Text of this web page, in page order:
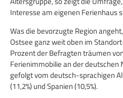
Interesse am eigenen Ferienhaus
Was die bevorzugte Region
Ostsee ganz weit oben im
Prozent der Befragten träumen
Ferienimmobilie an der deutschen
gefolgt vom deutsch-sprachigen
(11,2%) und Spanien (10,5%).